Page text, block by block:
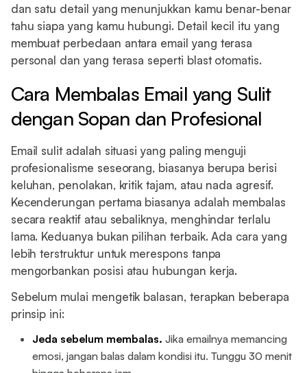
dan satu detail yang menunjukkan kamu benar-benar
tahu siapa yang kamu hubungi. Detail kecil itu yang
membuat perbedaan antara email yang terasa
personal dan yang terasa seperti blast otomatis.
Cara Membalas Email yang Sulit
dengan Sopan dan Profesional
Email sulit adalah situasi yang paling menguji
profesionalisme seseorang, biasanya berupa berisi
keluhan, penolakan, kritik tajam, atau nada agresif.
Kecenderungan pertama biasanya adalah membalas
secara reaktif atau sebaliknya, menghindar terlalu
lama. Keduanya bukan pilihan terbaik. Ada cara yang
lebih terstruktur untuk merespons tanpa
mengorbankan posisi atau hubungan kerja.
Sebelum mulai mengetik balasan, terapkan beberapa
prinsip ini:
Jeda sebelum membalas. Jika emailnya memancing
emosi, jangan balas dalam kondisi itu. Tunggu 30 menit